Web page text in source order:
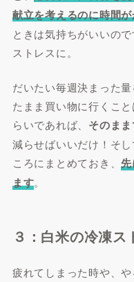
献立を考えるのに時間
ときは気持ちがいいの
ストレスに。
だいたい毎週決まった
たまま買い物に行くこ
らいであれば、 そのま
減らせばいいだけ！そ
ころにまとめておき、
ます。
３：白米の冷凍ス
疲れてしまった時や、